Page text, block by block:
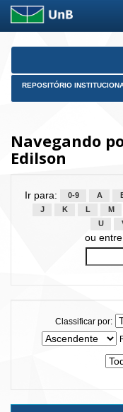
Skip
REPOSITÓRIO
Navegando
Edilson
Ir para: 0-9 A
J
K L M
U
ou
Classificar por: